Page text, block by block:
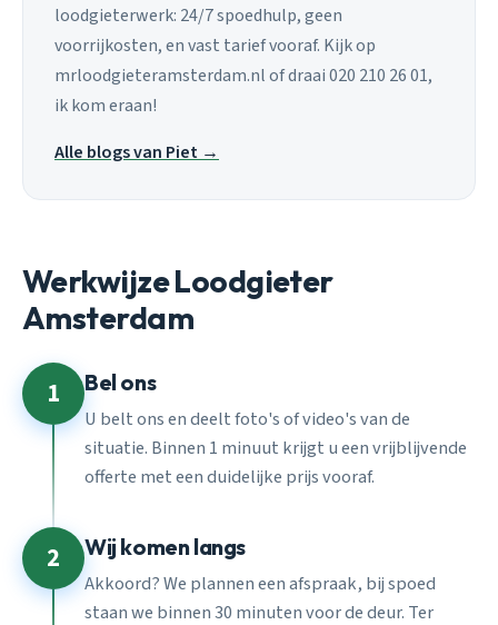
loodgieterwerk: 24/7 spoedhulp, geen
voorrijkosten, en vast tarief vooraf. Kijk op
mrloodgieteramsterdam.nl of draai 020 210 26 01,
ik kom eraan!
Alle blogs van Piet →
Werkwijze Loodgieter
Amsterdam
1 Bel ons
U belt ons en deelt foto's of video's van de
situatie. Binnen 1 minuut krijgt u een vrijblijvende
offerte met een duidelijke prijs vooraf.
2 Wij komen langs
Akkoord? We plannen een afspraak, bij spoed
staan we binnen 30 minuten voor de deur. Ter